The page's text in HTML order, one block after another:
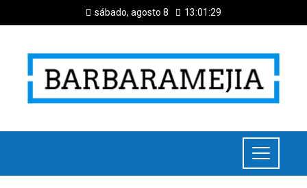
sábado, agosto 8 13:01:29